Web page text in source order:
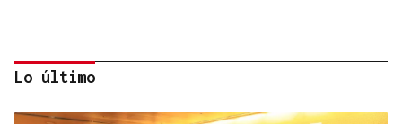
Lo último